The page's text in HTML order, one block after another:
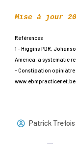
Mise à jour
Références
1 – Higgins PDR,
America: a systematic
– Constipation opiniätre
Patrick Trefois